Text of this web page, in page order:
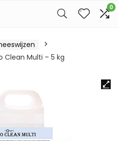
0
Clean Multi – 5 kg